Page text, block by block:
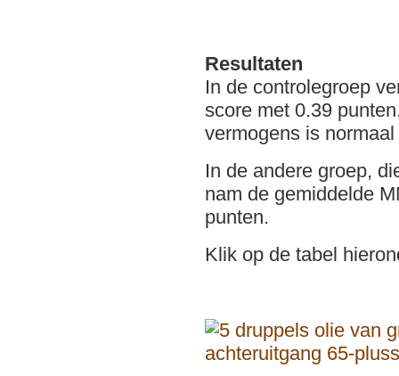
Resultaten
In de controlegroep
score met 0.39
vermogens is
In de andere groep,
nam de gemiddelde
punten.
Klik op de tabel